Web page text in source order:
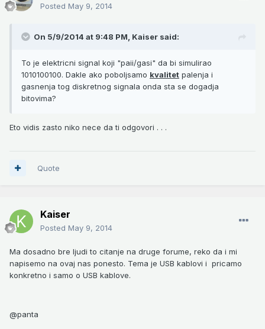
Posted May 9, 2014
On 5/9/2014 at 9:48 PM, Kaiser said:
To je elektricni signal koji "paii/gasi" da bi simulirao
1010100100. Dakle ako poboljsamo kvalitet palenja i
gasnenja tog diskretnog signala onda sta se dogadja
bitovima?
Eto vidis zasto niko nece da ti odgovori . . .
Quote
Kaiser
Posted May 9, 2014
Ma dosadno bre ljudi to citanje na druge forume, reko da i mi
napisemo na ovaj nas ponesto. Tema je USB kablovi i pricamo
konkretno i samo o USB kablove.
@panta